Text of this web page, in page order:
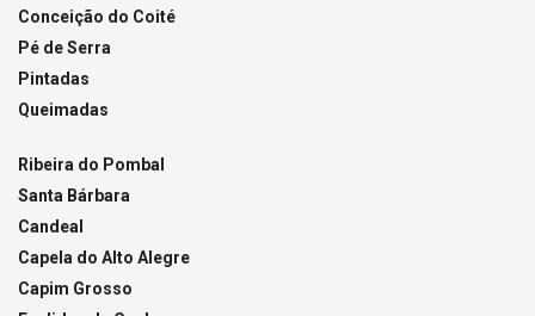
Conceição do Coité
Pé de Serra
Pintadas
Queimadas
Ribeira do Pombal
Santa Bárbara
Candeal
Capela do Alto Alegre
Capim Grosso